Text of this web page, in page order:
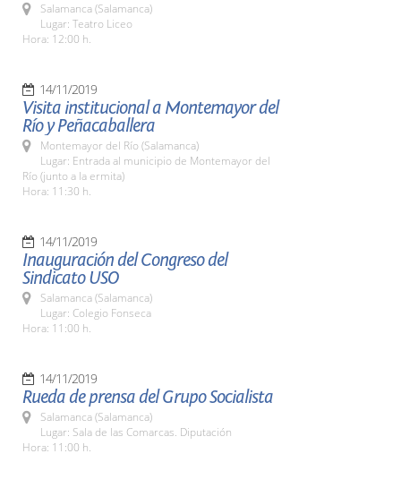
Salamanca (Salamanca)
Lugar: Teatro Liceo
Hora: 12:00 h.
14/11/2019
Visita institucional a Montemayor del
Río y Peñacaballera
Montemayor del Río (Salamanca)
Lugar: Entrada al municipio de Montemayor del
Río (junto a la ermita)
Hora: 11:30 h.
14/11/2019
Inauguración del Congreso del
Sindicato USO
Salamanca (Salamanca)
Lugar: Colegio Fonseca
Hora: 11:00 h.
14/11/2019
Rueda de prensa del Grupo Socialista
Salamanca (Salamanca)
Lugar: Sala de las Comarcas. Diputación
Hora: 11:00 h.